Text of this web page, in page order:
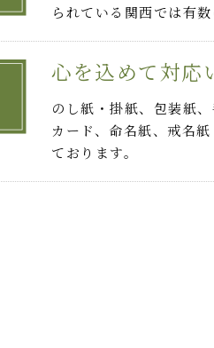
られている関西では有数
心を込めて対応
のし紙・掛紙、包装紙
カード、命名紙、戒名
ております。